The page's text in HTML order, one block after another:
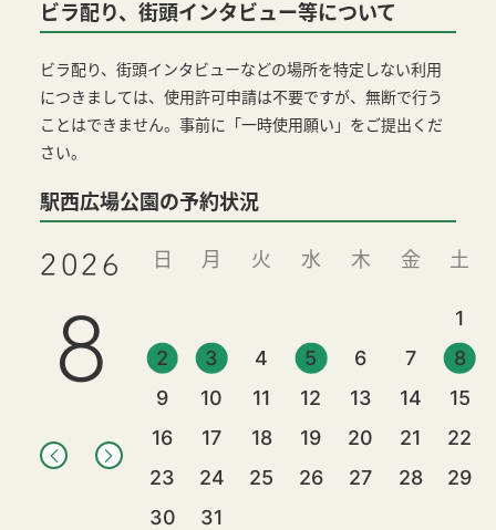
ビラ配り、街頭インタビュー等について
ビラ配り、街頭インタビューなどの場所を特定しない利用
につきましては、使用許可申請は不要ですが、無断で行う
ことはできません。事前に「一時使用願い」をご提出くだ
さい。
駅西広場公園の予約状況
2026
8
日 月 火 水 木 金 土
1
2
3 4 5 6 7
8
9
10 11 12 13 14
15
16
17 18 19 20 21
22
23
24 25 26 27 28
29
30
31